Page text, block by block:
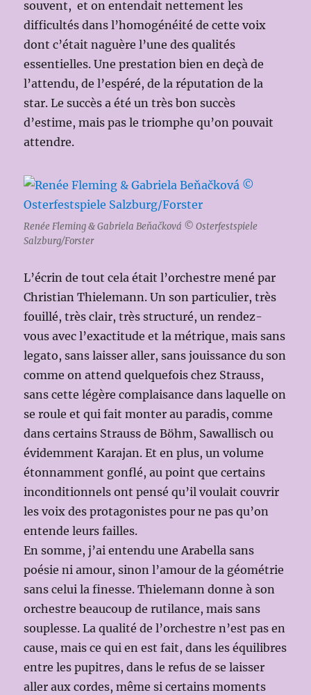
souvent, et on entendait nettement les
difficultés dans l’homogénéité de cette voix
dont c’était naguère l’une des qualités
essentielles. Une prestation bien en deçà de
l’attendu, de l’espéré, de la réputation de la
star. Le succès a été un très bon succès
d’estime, mais pas le triomphe qu’on pouvait
attendre.
Renée Fleming & Gabriela Beňačková © Osterfestspiele
Salzburg/Forster
L’écrin de tout cela était l’orchestre mené par
Christian Thielemann. Un son particulier, très
fouillé, très clair, très structuré, un rendez-
vous avec l’exactitude et la métrique, mais sans
legato, sans laisser aller, sans jouissance du son
comme on attend quelquefois chez Strauss,
sans cette légère complaisance dans laquelle on
se roule et qui fait monter au paradis, comme
dans certains Strauss de Böhm, Sawallisch ou
évidemment Karajan. Et en plus, un volume
étonnamment gonflé, au point que certains
inconditionnels ont pensé qu’il voulait couvrir
les voix des protagonistes pour ne pas qu’on
entende leurs failles.
En somme, j’ai entendu une Arabella sans
poésie ni amour, sinon l’amour de la géométrie
sans celui la finesse. Thielemann donne à son
orchestre beaucoup de rutilance, mais sans
souplesse. La qualité de l’orchestre n’est pas en
cause, mais ce qui en est fait, dans les équilibres
entre les pupitres, dans le refus de se laisser
aller aux cordes, même si certains moments